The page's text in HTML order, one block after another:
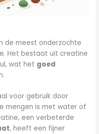
de meest onderzochte
Het bestaat uit creatine
wat het goed
voor gebruik door
mengen is met water of
een verbeterde
, heeft een fijner